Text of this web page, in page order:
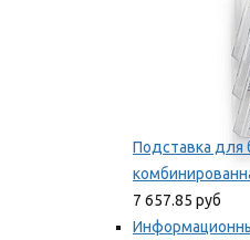
Подставка для
7 657.85 руб